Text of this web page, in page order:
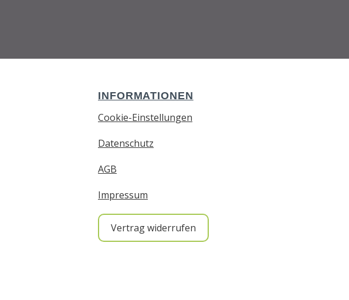
INFORMATIONEN
Cookie-Einstellungen
Datenschutz
AGB
Impressum
Vertrag widerrufen